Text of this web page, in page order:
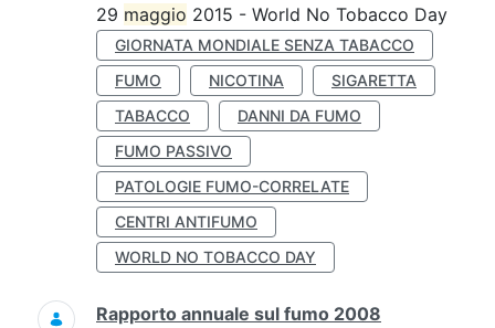
29 maggio 2015 - World No Tobacco Day
GIORNATA MONDIALE SENZA TABACCO
FUMO
NICOTINA
SIGARETTA
TABACCO
DANNI DA FUMO
FUMO PASSIVO
PATOLOGIE FUMO-CORRELATE
CENTRI ANTIFUMO
WORLD NO TOBACCO DAY
Rapporto annuale sul fumo 2008